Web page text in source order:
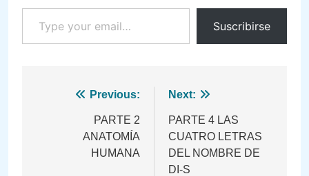
Type your email…
Suscribirse
Navegación
entradas
Previous:
PARTE 2
ANATOMÍA
HUMANA
Next:
PARTE 4 LAS
CUATRO LETRAS
DEL NOMBRE DE
DI-S